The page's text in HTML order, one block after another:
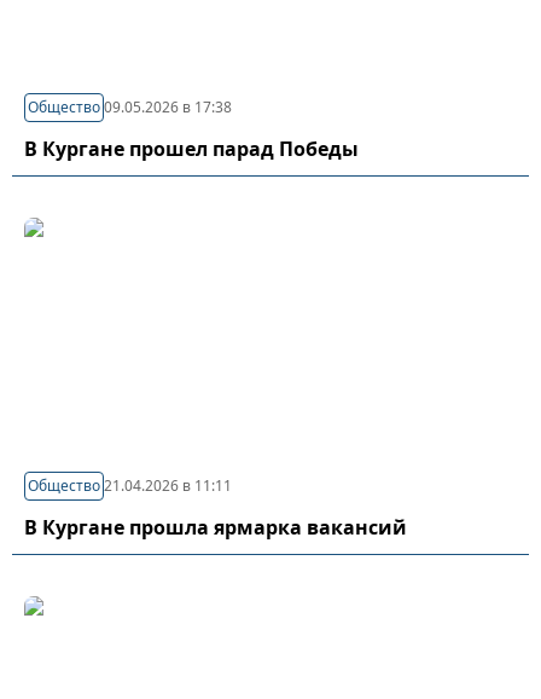
Общество09.05.2026 в 17:38
В Кургане прошел парад Победы
Общество21.04.2026 в 11:11
В Кургане прошла ярмарка вакансий